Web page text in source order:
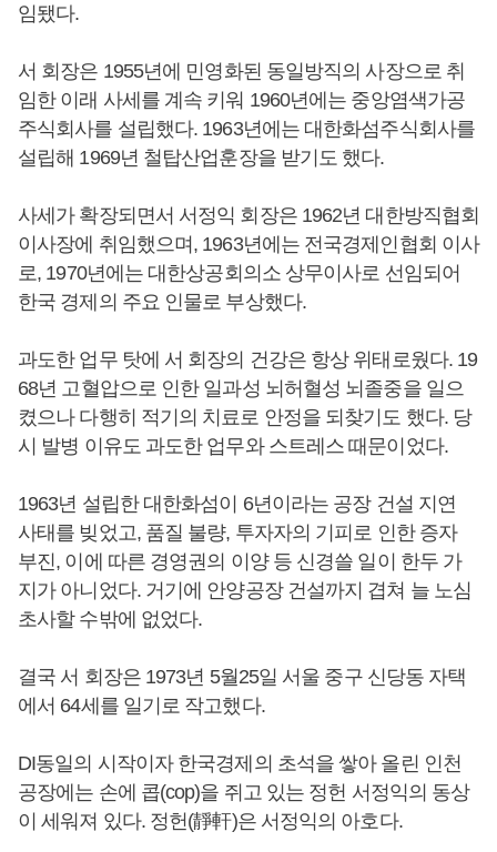
임됐다.
서 회장은 1955년에 민영화된 동일방직의 사장으로 취
임한 이래 사세를 계속 키워 1960년에는 중앙염색가공
주식회사를 설립했다. 1963년에는 대한화섬주식회사를
설립해 1969년 철탑산업훈장을 받기도 했다.
사세가 확장되면서 서정익 회장은 1962년 대한방직협회
이사장에 취임했으며, 1963년에는 전국경제인협회 이사
로, 1970년에는 대한상공회의소 상무이사로 선임되어
한국 경제의 주요 인물로 부상했다.
과도한 업무 탓에 서 회장의 건강은 항상 위태로웠다. 19
68년 고혈압으로 인한 일과성 뇌허혈성 뇌졸중을 일으
켰으나 다행히 적기의 치료로 안정을 되찾기도 했다. 당
시 발병 이유도 과도한 업무와 스트레스 때문이었다.
1963년 설립한 대한화섬이 6년이라는 공장 건설 지연
사태를 빚었고, 품질 불량, 투자자의 기피로 인한 증자
부진, 이에 따른 경영권의 이양 등 신경쓸 일이 한두 가
지가 아니었다. 거기에 안양공장 건설까지 겹쳐 늘 노심
초사할 수밖에 없었다.
결국 서 회장은 1973년 5월25일 서울 중구 신당동 자택
에서 64세를 일기로 작고했다.
DI동일의 시작이자 한국경제의 초석을 쌓아 올린 인천
공장에는 손에 콥(cop)을 쥐고 있는 정헌 서정익의 동상
이 세워져 있다. 정헌(靜軒)은 서정익의 아호다.